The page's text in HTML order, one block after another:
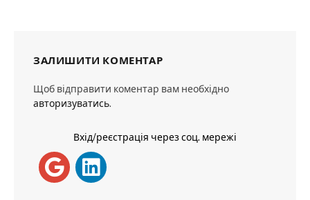
ЗАЛИШИТИ КОМЕНТАР
Щоб відправити коментар вам необхідно
авторизуватись.
Вхід/реєстрація через соц. мережі